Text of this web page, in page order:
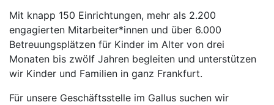
Mit knapp 150 Einrichtungen, mehr als 2.200
engagierten Mitarbeiter*innen und über 6.000
Betreuungsplätzen für Kinder im Alter von drei
Monaten bis zwölf Jahren begleiten und unterstützen
wir Kinder und Familien in ganz Frankfurt.
Für unsere Geschäftsstelle im Gallus suchen wir